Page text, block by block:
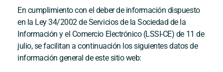
En cumplimiento con el deber de información dispuesto
en la Ley 34/2002 de Servicios de la Sociedad de la
Información y el Comercio Electrónico (LSSI-CE) de 11 de
julio, se facilitan a continuación los siguientes datos de
información general de este sitio web: